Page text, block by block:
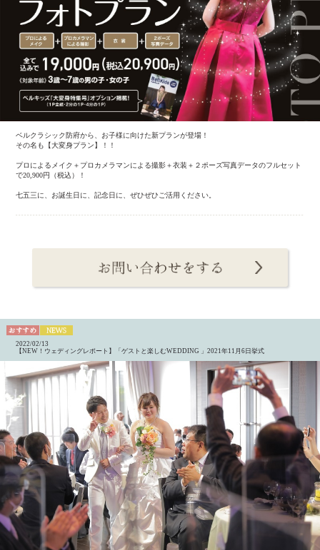
ベルクラシック防府から、お子様に向けた新プランが登場！
その名も【大変身プラン】！！
プロによるメイク＋プロカメラマンによる撮影＋衣装＋２ポーズ写真データのフルセット
で20,900円（税込）！
七五三に、お誕生日に、記念日に、ぜひぜひご活用ください。
2022/02/13
【NEW！ウェディングレポート】「ゲストと楽しむWEDDING 」2021年11月6日挙式